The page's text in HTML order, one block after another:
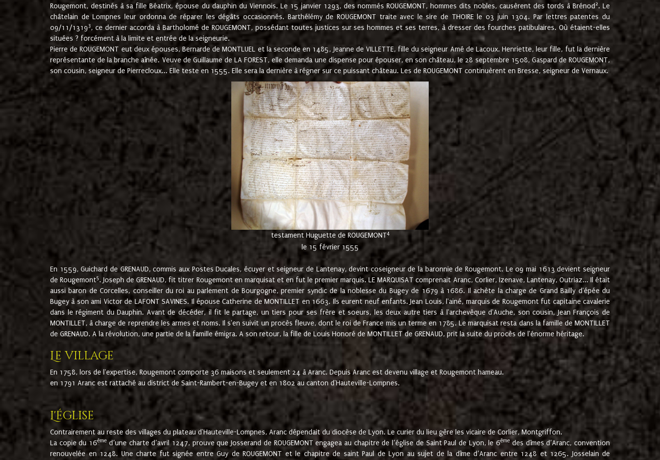
Rougemont, destinés à sa fille Béatrix, épouse du dauphin du Viennois. Le 15 janvier 1293, des nommés ROUGEMONT, hommes dits nobles, causèrent des tords à Brénod 2. Le
châtelain de Lompnes leur ordonna de réparer les dégâts occasionnés. Barthélémy de ROUGEMONT traite avec le sire de THOIRE le 03 juin 1304. Par lettres patentes du
09/11/13193, ce dernier accorda à Bartholomé de ROUGEMONT, possédant toutes justices sur ses hommes et ses terres, à dresser des fourches patibulaires. Où étaient-elles
situées ? forcément à la limite et entrée de la seigneurie.
Pierre de ROUGEMONT eut deux épouses, Bernarde de MONTLUEL et la seconde en 1485, Jeanne de VILLETTE, fille du seigneur Amé de Lacoux. Henriette, leur fille, fut la dernière
représentante de la branche aînée. Veuve de Guillaume de LA FOREST, elle demanda une dispense pour épouser, en son château, le 28 septembre 1508, Gaspard de ROUGEMONT,
son cousin, seigneur de Pierrecloux... Elle teste en 1555. Elle sera la dernière à régner sur ce puissant château. Les de ROUGEMONT continuèrent en Bresse, seigneur de Vernaux.
testament Huguette de ROUGEMONT4
le 15 février 1555
En 1559, Guichard de GRENAUD, commis aux Postes Ducales, écuyer et seigneur de Lantenay, devint coseigneur de la baronnie de Rougemont. Le 09 mai 1613 devient seigneur
de Rougemont5. Joseph de GRENAUD, fit titrer Rougemont en marquisat et en fut le premier marquis. LE MARQUISAT comprenait Aranc, Corlier, Izenave, Lantenay, Outriaz... Il était
aussi baron de Corcelles, conseiller du roi au parlement de Bourgogne, premier syndic de la noblesse du Bugey de 1679 à 1686. Il achète la charge de Grand Bailly d'épée du
Bugey à son ami Victor de LAFONT SAVINES. Il épouse Catherine de MONTILLET en 1663. Ils eurent neuf enfants. Jean Louis, l'ainé, marquis de Rougemont fut capitaine cavalerie
dans le régiment du Dauphin. Avant de décéder, il fit le partage, un tiers pour ses frère et soeurs, les deux autre tiers à l'archevêque d'Auche, son cousin, Jean François de
MONTILLET, à charge de reprendre les armes et noms. Il s'en suivit un procès fleuve, dont le roi de France mis un terme en 1785. Le marquisat resta dans la famille de MONTILLET
de GRENAUD. A la révolution, une partie de la famille émigra. A son retour, la fille de Louis Honoré de MONTILLET de GRENAUD, prit la suite du procès de l'énorme héritage.
Le village
En 1758, lors de l'expertise, Rougemont comporte 36 maisons et seulement 24 à Aranc. Depuis Aranc est devenu village et Rougemont hameau.
en 1791 Aranc est rattaché au district de Saint-Rambert-en-Bugey et en 1802 au canton d'Hauteville-Lompnes.
L'église
Contrairement au reste des villages du plateau d'Hauteville-Lompnes, Aranc dépendait du diocèse de Lyon. Le curier du lieu gère les vicaire de Corlier, Montgriffon.
La copie du 16ème d’une charte d’avril 1247, prouve que Josserand de ROUGEMONT engagea au chapitre de l’église de Saint Paul de Lyon, le 6ème des dîmes d’Aranc, convention
renouvelée en 1248. Une charte fut signée entre Guy de ROUGEMONT et le chapitre de saint Paul de Lyon au sujet de la dîme d’Aranc entre 1248 et 1265. Josselain de